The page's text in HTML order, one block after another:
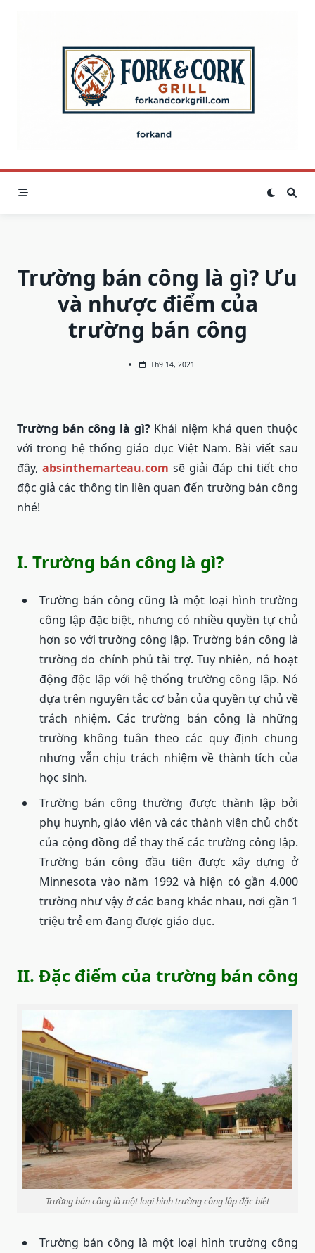
Trường bán công là gì? Ưu
và nhược điểm của
trường bán công
Th9 14, 2021
Trường bán công là gì? Khái niệm khá quen thuộc
với trong hệ thống giáo dục Việt Nam. Bài viết sau
đây, absinthemarteau.com sẽ giải đáp chi tiết cho
độc giả các thông tin liên quan đến trường bán công
nhé!
I. Trường bán công là gì?
Trường bán công cũng là một loại hình trường
công lập đặc biệt, nhưng có nhiều quyền tự chủ
hơn so với trường công lập. Trường bán công là
trường do chính phủ tài trợ. Tuy nhiên, nó hoạt
động độc lập với hệ thống trường công lập. Nó
dựa trên nguyên tắc cơ bản của quyền tự chủ về
trách nhiệm. Các trường bán công là những
trường không tuân theo các quy định chung
nhưng vẫn chịu trách nhiệm về thành tích của
học sinh.
Trường bán công thường được thành lập bởi
phụ huynh, giáo viên và các thành viên chủ chốt
của cộng đồng để thay thế các trường công lập.
Trường bán công đầu tiên được xây dựng ở
Minnesota vào năm 1992 và hiện có gần 4.000
trường như vậy ở các bang khác nhau, nơi gần 1
triệu trẻ em đang được giáo dục.
II. Đặc điểm của trường bán công
Trường bán công là một loại hình trường công lập đặc biệt
Trường bán công là một loại hình trường công